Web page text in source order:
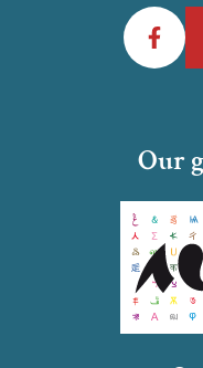
Facebook
Our